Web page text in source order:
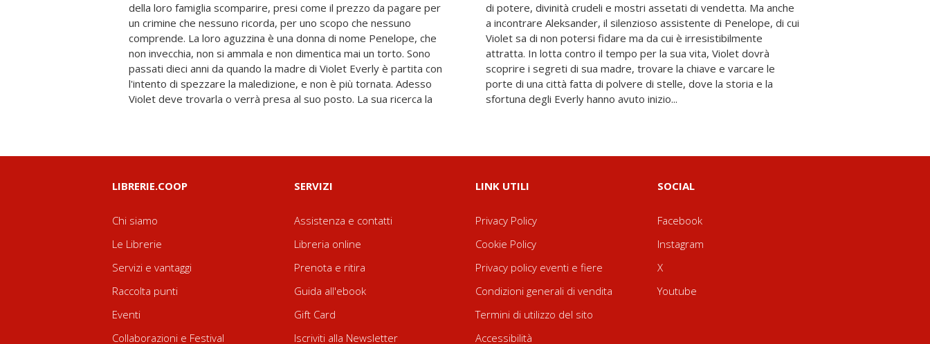
della loro famiglia scomparire, presi come il prezzo da pagare per
un crimine che nessuno ricorda, per uno scopo che nessuno
comprende. La loro aguzzina è una donna di nome Penelope, che
non invecchia, non si ammala e non dimentica mai un torto. Sono
passati dieci anni da quando la madre di Violet Everly è partita con
l'intento di spezzare la maledizione, e non è più tornata. Adesso
Violet deve trovarla o verrà presa al suo posto. La sua ricerca la
di potere, divinità crudeli e mostri assetati di vendetta. Ma anche
a incontrare Aleksander, il silenzioso assistente di Penelope, di cui
Violet sa di non potersi fidare ma da cui è irresistibilmente
attratta. In lotta contro il tempo per la sua vita, Violet dovrà
scoprire i segreti di sua madre, trovare la chiave e varcare le
porte di una città fatta di polvere di stelle, dove la storia e la
sfortuna degli Everly hanno avuto inizio...
LIBRERIE.COOP
Chi siamo
Le Librerie
Servizi e vantaggi
Raccolta punti
Eventi
Collaborazioni e Festival
SERVIZI
Assistenza e contatti
Libreria online
Prenota e ritira
Guida all'ebook
Gift Card
Iscriviti alla Newsletter
LINK UTILI
Privacy Policy
Cookie Policy
Privacy policy eventi e fiere
Condizioni generali di vendita
Termini di utilizzo del sito
Accessibilità
SOCIAL
Facebook
Instagram
X
Youtube